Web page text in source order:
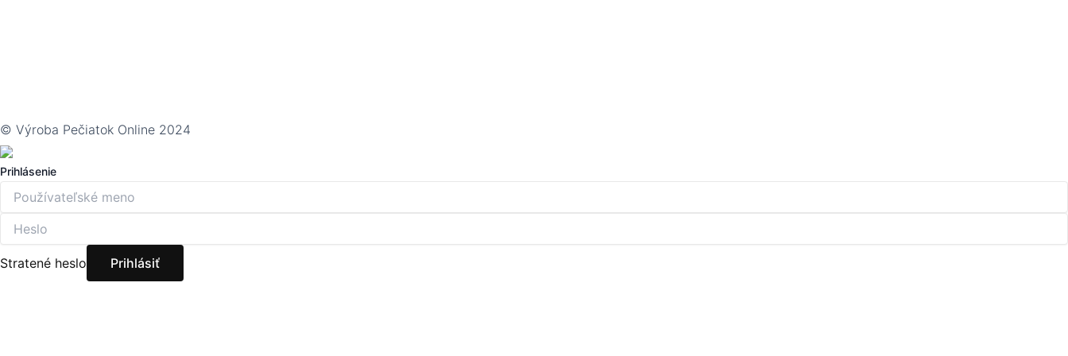
© Výroba Pečiatok Online 2024
Prihlásenie
Stratené heslo